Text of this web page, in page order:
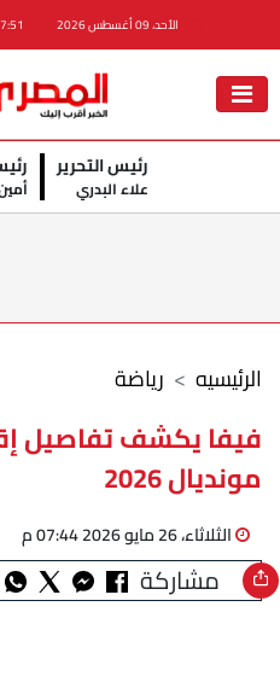
الأحد، 09 أغسطس 2026
رئيس التحرير
علاء البدري
رياضة الرئيسيه
فيفا يكشف تفاصيل
مونديال 2026
الثلاثاء، 26 مايو 2026 07:44 م
مشاركة